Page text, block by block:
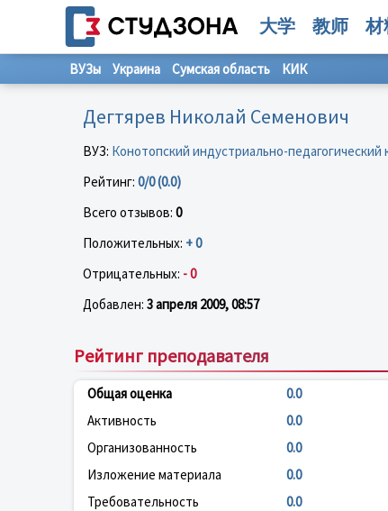
大学 教师 材
ВУЗы Украина Сумская область КИК
Дегтярев Николай Семенович
ВУЗ: Конотопский индустриально-
Рейтинг: 0/0 (0.0)
Всего отзывов: 0
Положительных: + 0
Отрицательных: - 0
Добавлен: 3 апреля 2009, 08:57
Рейтинг преподавателя
Общая оценка 0.0
Активность
0.0
Организованность
0.0
Изложение материала
0.0
Требовательность
0.0